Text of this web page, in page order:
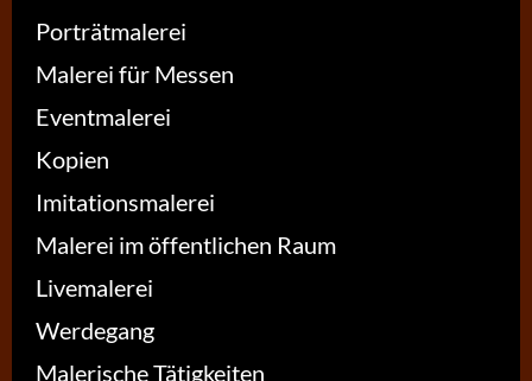
Porträtmalerei
Malerei für Messen
Eventmalerei
Kopien
Imitationsmalerei
Malerei im öffentlichen Raum
Livemalerei
Werdegang
Malerische Tätigkeiten